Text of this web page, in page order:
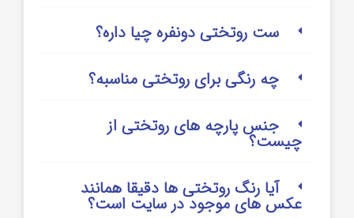
ست روتختی دونفره چیا داره؟
چه رنگی برای روتختی مناسبه؟
جنس پارچه های روتختی از
چیست؟
آیا رنگ روتختی ها دقیقا همانند
عکس های موجود در سایت است؟